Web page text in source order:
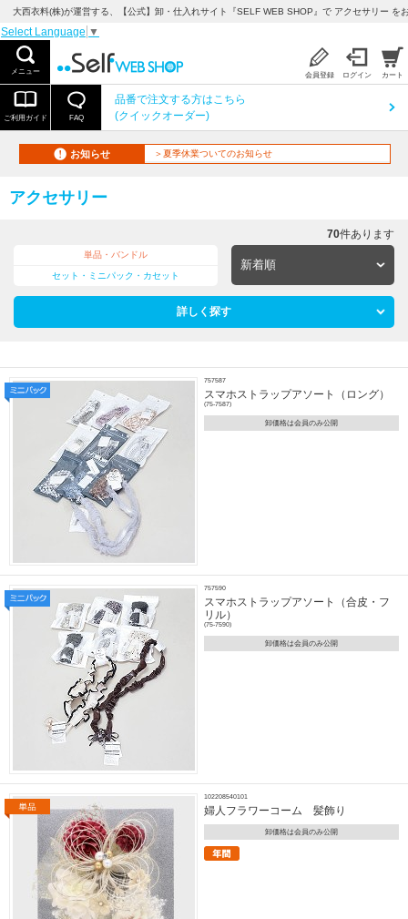
大西衣料(株)が運営する、【公式】卸・仕入れサイト『SELF WEB SHOP』で アクセサリー を
Select Language ▼
メニュー 会員登録 ログイン カート
ご利用ガイド FAQ
品番で注文する方はこちら
(クイックオーダー)
お知らせ ＞夏季休業ついてのお知らせ
アクセサリー
単品・バンドル
セット・ミニパック・カセット
詳しく探す
70件あります
757587
スマホストラップアソート（ロング）
(75-7587)
卸価格は会員のみ公開
757590
スマホストラップアソート（合皮・フ
リル）
(75-7590)
卸価格は会員のみ公開
102208540101
婦人フラワーコーム 髪飾り
卸価格は会員のみ公開